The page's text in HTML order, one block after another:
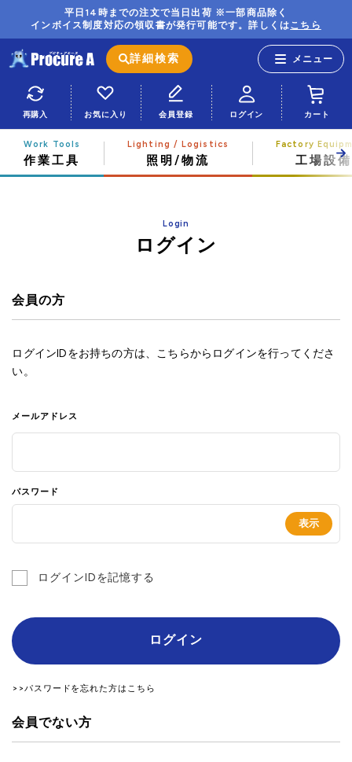
平日14時までの注文で当日出荷 ※一部商品除く
インボイス制度対応の領収書が発行可能です。詳しくはこちら
詳細検索
再購入 お気に入り 会員登録 ログイン カート
作業工具 照明/物流 工場設備
Login
ログイン
会員の方
ログインIDをお持ちの方は、こちらからログインを行ってくださ
い。
メールアドレス
パスワード
ログインIDを記憶する
ログイン
>>パスワードを忘れた方はこちら
会員でない方